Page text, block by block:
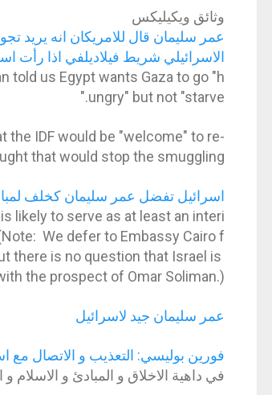
وثائق ويكيليكس
عمر سليمان قال للامريكان انه يريد
الاسرائيلي شريط فيلاديلفي اذا رأت
told us Egypt wants Gaza to go "h
ungry" but not "starve."
the IDF would be "welcome" to re-
that would stop the smuggling.
اسرائيل تفضل عمر سليمان كخلف
likely to serve as at least an interi
We defer to Embassy Cairo f
there is no question that Israel is
the prospect of Omar Soliman.)
عمر سليمان جيد لاسرائيل
فورين بوليسي: التعذيب و الاتصال مع
في داهية الاخلاق و المبادئ و الاسلام